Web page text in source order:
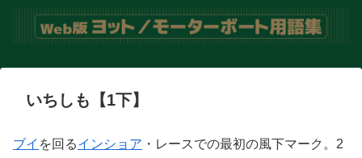
いちしも【1下】
ブイ を回るインショア ・レースでの最初の風下マーク。2